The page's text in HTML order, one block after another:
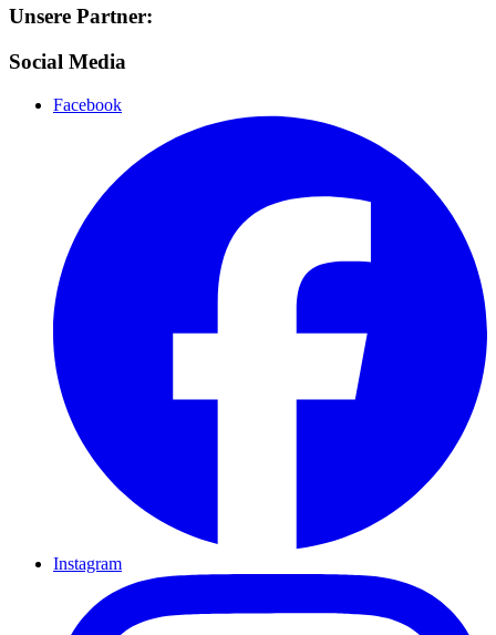
Unsere Partner:
Social Media
Facebook
Instagram